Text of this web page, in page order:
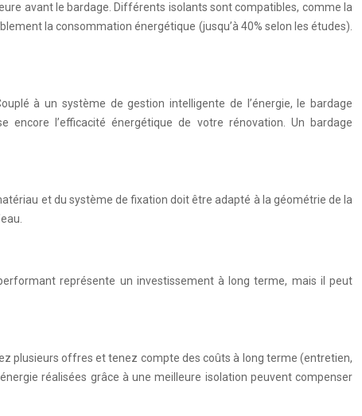
avant le bardage. Différents isolants sont compatibles, comme la
la consommation énergétique (jusqu’à 40% selon les études).
à un système de gestion intelligente de l’énergie, le bardage
encore l’efficacité énergétique de votre rénovation. Un bardage
et du système de fixation doit être adapté à la géométrie de la
représente un investissement à long terme, mais il peut
plusieurs offres et tenez compte des coûts à long terme (entretien,
réalisées grâce à une meilleure isolation peuvent compenser